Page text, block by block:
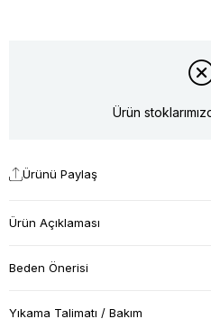
Ürün
Ürünü Paylaş
Ürün Açıklaması
Beden Önerisi
Yıkama Talimatı / Bakım